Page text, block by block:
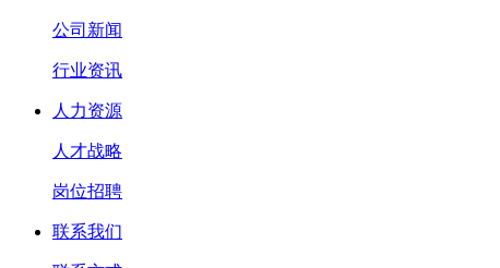
公司新闻
行业资讯
人力资源
人才战略
岗位招聘
联系我们